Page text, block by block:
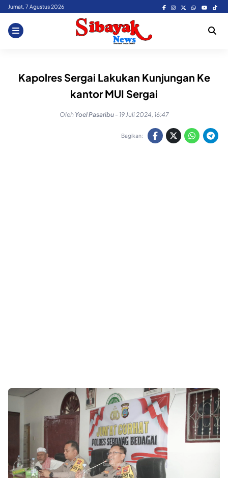
Skip
content
Jumat, 7 Agustus 2026
Kapolres Sergai Lakukan Kunjungan Ke
kantor MUI Sergai
Oleh Yoel Pasaribu - 19 Juli 2024, 16:47
Bagikan: